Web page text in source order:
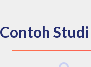
Contoh Studi